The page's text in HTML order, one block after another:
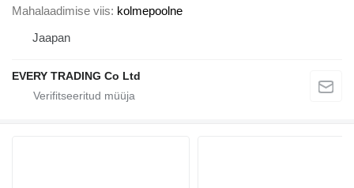
Mahalaadimise viis kolmepoolne
Jaapan
EVERY TRADING Co Ltd